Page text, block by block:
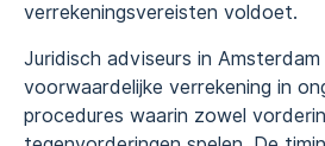
verrekeningsvereisten voldoet.
Juridisch adviseurs in
voorwaardelijke verrekening in
procedures waarin zowel